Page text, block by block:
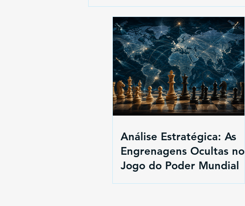
Análise Estratégica: As
Engrenagens Ocultas no
Jogo do Poder Mundial